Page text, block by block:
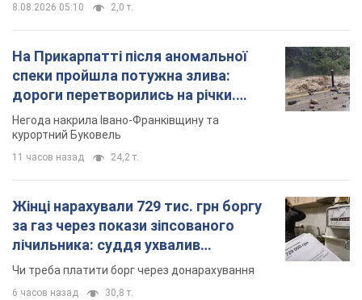
8.08.2026 05:10 2,0 т.
На Прикарпатті після аномальної
спеки пройшла потужна злива:
дороги перетворились на річки.
Відео
Негода накрила Івано-Франківщину та
курортний Буковель
11 часов назад 24,2 т.
Жінці нарахували 729 тис. грн боргу
за газ через покази зіпсованого
лічильника: суддя ухвалив
неочікуване рішення
Чи треба платити борг через донарахування
6 часов назад 30,8 т.